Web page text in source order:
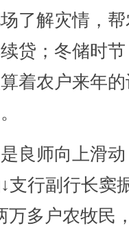
了解灾情，
贷；冬储时
着农户来年
师向上滑动
支行副行长窦
万多户农牧民